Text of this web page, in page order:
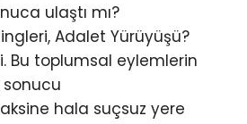
ulaştı mı?
Adalet Yürüyüşü?
Bu toplumsal eylemlerin
hala suçsuz yere